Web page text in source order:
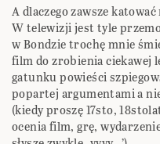
A dlaczego zawsze
W telewizji jest tyle
w Bondzie trochę mnie
film do zrobienia ciekawej
gatunku powieści
popartej argumentami a
(kiedy proszę 17sto,
ocenia film, grę,